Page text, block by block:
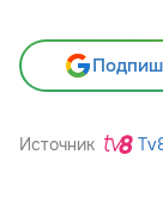
Источник